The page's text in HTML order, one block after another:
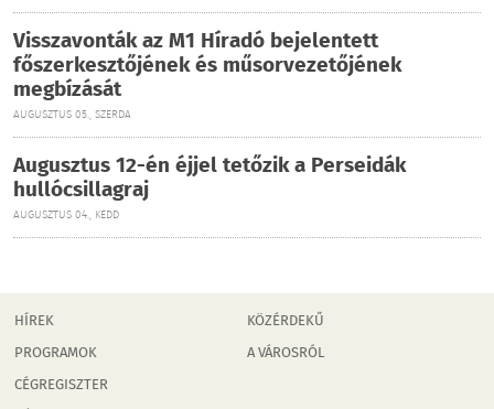
Visszavonták az M1 Híradó bejelentett
főszerkesztőjének és műsorvezetőjének
megbízását
AUGUSZTUS 05., SZERDA
Augusztus 12-én éjjel tetőzik a Perseidák
hullócsillagraj
AUGUSZTUS 04., KEDD
HÍREK
PROGRAMOK
CÉGREGISZTER
KÖZÉRDEKŰ
A VÁROSRÓL